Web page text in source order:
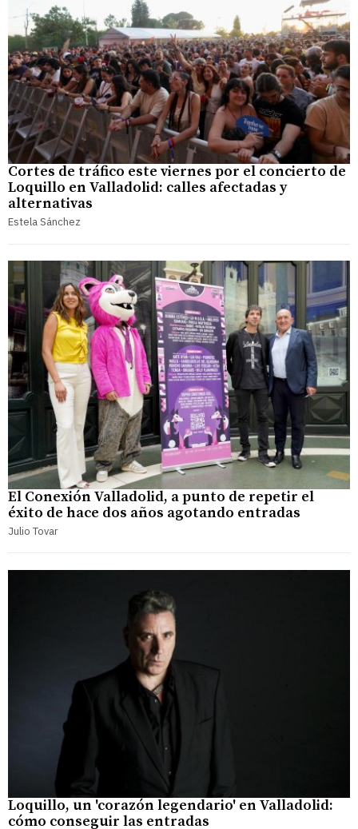
Cortes de tráfico este viernes por el concierto de
Loquillo en Valladolid: calles afectadas y
alternativas
Estela Sánchez
El Conexión Valladolid, a punto de repetir el
éxito de hace dos años agotando entradas
Julio Tovar
Loquillo, un 'corazón legendario' en Valladolid:
cómo conseguir las entradas